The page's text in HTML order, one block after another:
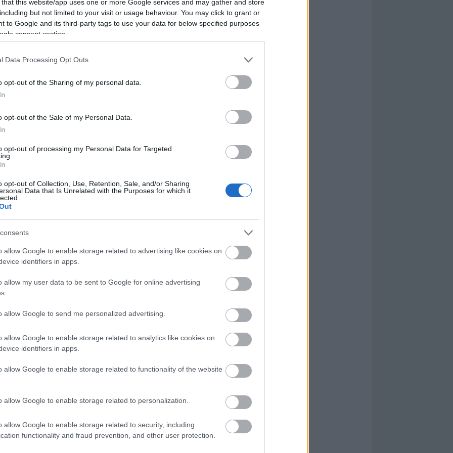
that this website/app uses one or more Google services and may gather and store
but not limited to your visit or usage behaviour. You may click to grant or
to Google and its third-party tags to use your data for below specified purposes
consent section.
Data Processing Opt Outs
opt-out of the Sharing of my personal data.
opt-out of the Sale of my Personal Data.
opt-out of processing my Personal Data for Targeted
opt-out of Collection, Use, Retention, Sale, and/or Sharing
Data that Is Unrelated with the Purposes for which it
allow Google to enable storage related to advertising like cookies on
identifiers in apps.
allow my user data to be sent to Google for online advertising
allow Google to send me personalized advertising.
allow Google to enable storage related to analytics like cookies on
identifiers in apps.
allow Google to enable storage related to functionality of the website
allow Google to enable storage related to personalization.
allow Google to enable storage related to security, including
functionality and fraud prevention, and other user protection.
y perdedores de la semana (6-12 de
entre el 6 y 12 de septiembre
la baja por molestias de Marc Aguado.
de jugar con la Selección Española sub-21 y
puesto Martim Neto.
Es posible que Manolo González repita el
3.
al trabajo grupal tras jugar con sus selecciones
tener descanso y no ser titular, ya que
inscrito. El técnico azulón no ha querido dar
convocatoria en rueda de prensa.
no entrenar con el grupo en los últimos días.
y Bryan Gil podrían debutar.
para el partido ante el Betis. Arriaga podría
quien podría tener sus primeros minutos